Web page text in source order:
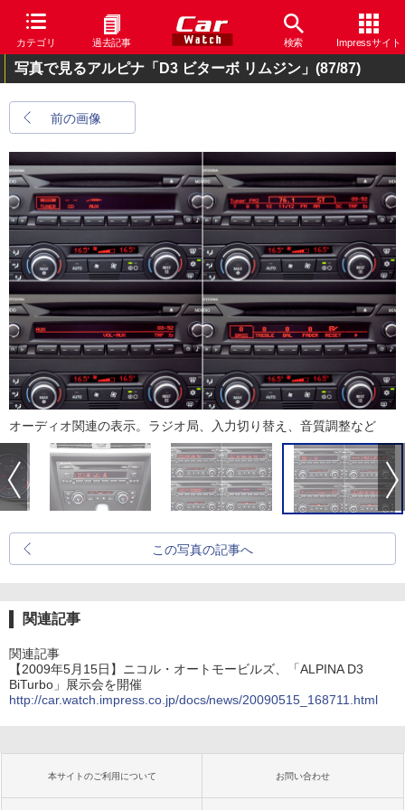
カテゴリ 過去記事 検索 Impressサイト
写真で見るアルピナ「D3 ビターボ リムジン」 (87/87)
前の画像
オーディオ関連の表示。ラジオ局、入力切り替え、音質調整など
この写真の記事へ
関連記事
関連記事
【2009年5月15日】ニコル・オートモービルズ、「ALPINA D3
BiTurbo」展示会を開催
http://car.watch.impress.co.jp/docs/news/20090515_168711.html
本サイトのご利用について お問い合わせ